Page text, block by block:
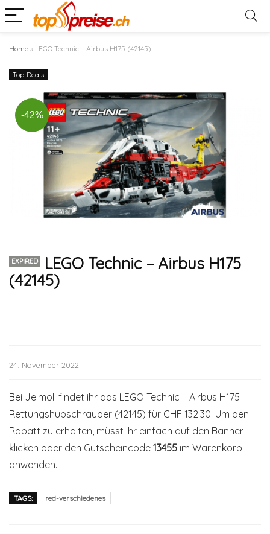
Home » LEGO Technic – Airbus H175 (42145)
Top-Deals
-42%
EXPIRED
LEGO Technic – Airbus H175
(42145)
24. November 2022
Bei Jelmoli findet ihr das LEGO Technic – Airbus H175
Rettungshubschrauber (42145) für CHF 132.30. Um den
Rabatt zu erhalten, müsst ihr einfach auf den Banner
klicken oder den Gutscheincode 13455 im Warenkorb
anwenden.
TAGS: red-verschiedenes